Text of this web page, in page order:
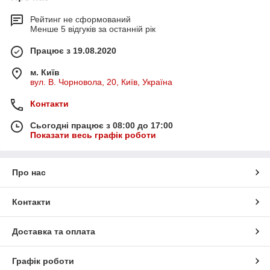
Рейтинг не сформований
Менше 5 відгуків за останній рік
Працює з 19.08.2020
м. Київ
вул. В. Чорновола, 20, Київ, Україна
Контакти
Сьогодні працює з 08:00 до 17:00
Показати весь графік роботи
Про нас
Контакти
Доставка та оплата
Графік роботи